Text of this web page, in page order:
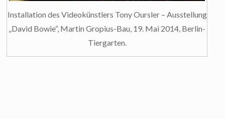
Installation des Videokünstlers Tony Oursler – Ausstellung
„David Bowie“, Martin Gropius-Bau, 19. Mai 2014, Berlin-
Tiergarten.